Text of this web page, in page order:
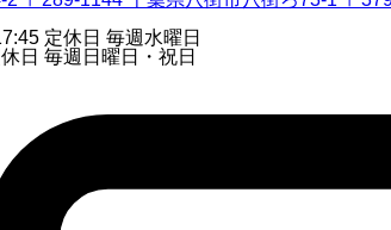
定休日 毎週水曜日
日 毎週日曜日・祝日